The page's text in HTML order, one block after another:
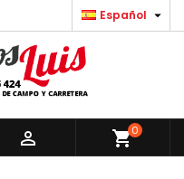
Español 
 shopping_cart0